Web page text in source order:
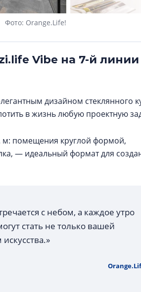
Фото: Orange.Life!
Vibe на 7-й линии
дизайном стеклянного
в жизнь любую проектную
м: помещения круглой формой,
— идеальный формат для
с небом, а каждое утро
стать не только вашей